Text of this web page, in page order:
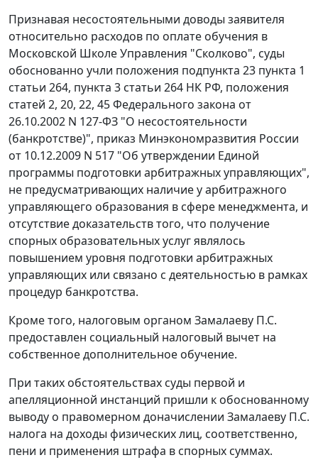
Признавая несостоятельными доводы заявителя
относительно расходов по оплате обучения в
Московской Школе Управления "Сколково", суды
обоснованно учли положения подпункта 23 пункта 1
статьи 264, пункта 3 статьи 264 НК РФ, положения
статей 2, 20, 22, 45 Федерального закона от
26.10.2002 N 127-ФЗ "О несостоятельности
(банкротстве)", приказ Минэкономразвития России
от 10.12.2009 N 517 "Об утверждении Единой
программы подготовки арбитражных управляющих",
не предусматривающих наличие у арбитражного
управляющего образования в сфере менеджмента, и
отсутствие доказательств того, что получение
спорных образовательных услуг являлось
повышением уровня подготовки арбитражных
управляющих или связано с деятельностью в рамках
процедур банкротства.
Кроме того, налоговым органом Замалаеву П.С.
предоставлен социальный налоговый вычет на
собственное дополнительное обучение.
При таких обстоятельствах суды первой и
апелляционной инстанций пришли к обоснованному
выводу о правомерном доначислении Замалаеву П.С.
налога на доходы физических лиц, соответственно,
пени и применения штрафа в спорных суммах.